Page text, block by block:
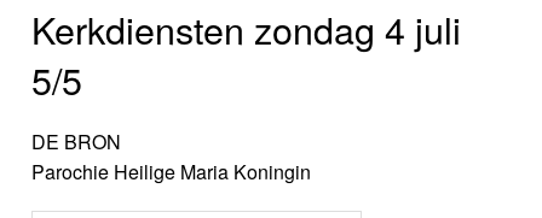
Kerkdiensten zondag 4 juli
5/5
DE BRON
Parochie Heilige Maria Koningin